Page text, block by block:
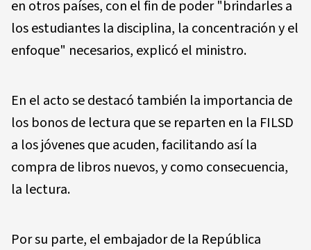
en otros países, con el fin de poder "brindarles a
los estudiantes la disciplina, la concentración y el
enfoque" necesarios, explicó el ministro.
En el acto se destacó también la importancia de
los bonos de lectura que se reparten en la FILSD
a los jóvenes que acuden, facilitando así la
compra de libros nuevos, y como consecuencia,
la lectura.
Por su parte, el embajador de la República